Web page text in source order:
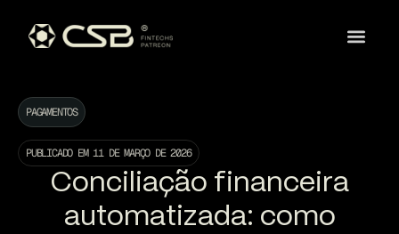
PAGAMENTOS
PUBLICADO EM 11 DE MARÇO DE 2026
Conciliação financeira
automatizada: como